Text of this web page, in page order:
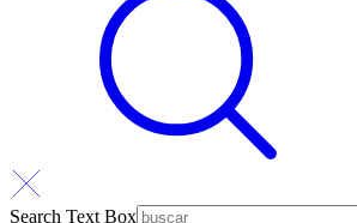
Search Text Box